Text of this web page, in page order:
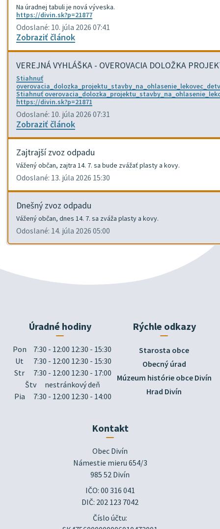
Na úradnej tabuli je nová výveska.
https://divin.sk?p=21877
Odoslané: 10. júla 2026 07:41
Zobraziť článok
VEREJNÁ VYHLÁŠKA - OVEROVACIA DOLOŽKA
Stiahnuť
Stiahnuť
https://divin.sk?p=21871
Odoslané: 10. júla 2026 07:31
Zobraziť článok
Zajtrajší zvoz odpadu
Vážený občan, zajtra 14. 7. sa bude zvážať plasty a kovy.
Odoslané: 13. júla 2026 15:30
Dnešný zvoz odpadu
Vážený občan, dnes 14. 7. sa zváža plasty a kovy.
Odoslané: 14. júla 2026 05:00
Úradné hodiny
Pon
7:30 - 12:00 12:30 - 15:30
Ut
7:30 - 12:00 12:30 - 15:30
Str
7:30 - 12:00 12:30 - 17:00
Štv
nestránkový deň
Pia
7:30 - 12:00 12:30 - 14:00
Rýchle odkazy
Starosta obce
Obecný úrad
Múzeum histórie obce Divín
Hrad Divín
Kontakt
Obec Divín
Námestie mieru 654/3
985 52 Divín
IČO: 00 316 041
DIČ: 202 123 7042
Číslo účtu: